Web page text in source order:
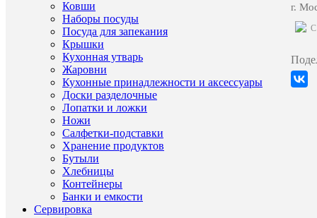
Ковши
Наборы посуды
Посуда для запекания
Крышки
Кухонная утварь
Жаровни
Кухонные принадлежности и аксессуары
Доски разделочные
Лопатки и ложки
Ножи
Салфетки-подставки
Хранение продуктов
Бутыли
Хлебницы
Контейнеры
Банки и емкости
Сервировка
товара
(Чехия,
Crown)
Страна
Чехия
г.